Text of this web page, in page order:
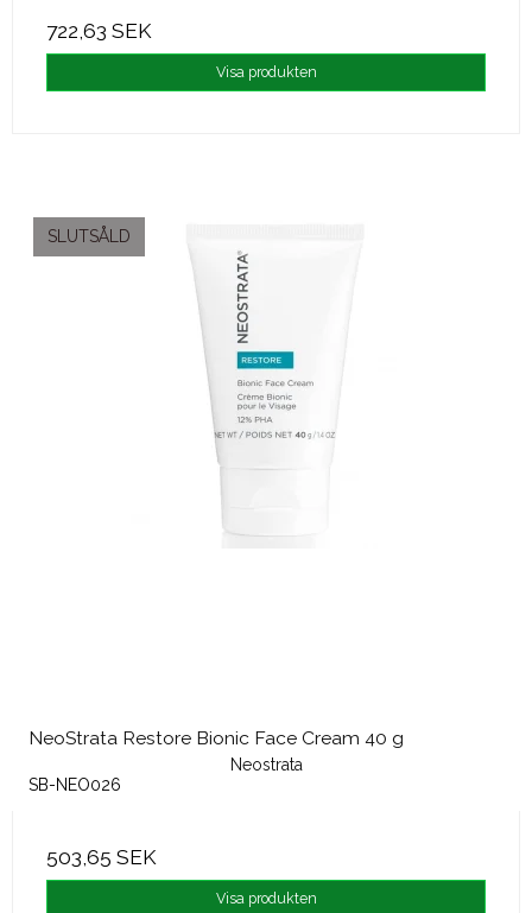
722,63 SEK
Visa produkten
SLUTSÅLD
NeoStrata Restore Bionic Face Cream 40 g
Neostrata
SB-NEO026
503,65 SEK
Visa produkten